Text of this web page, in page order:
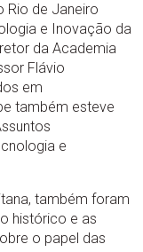
Rio de Janeiro
e Inovação da
da Academia
Flávio
em
também esteve
e
também foram
histórico e as
o papel das